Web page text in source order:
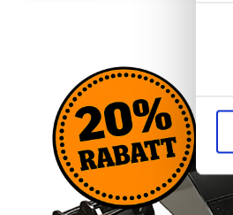
y
c
s